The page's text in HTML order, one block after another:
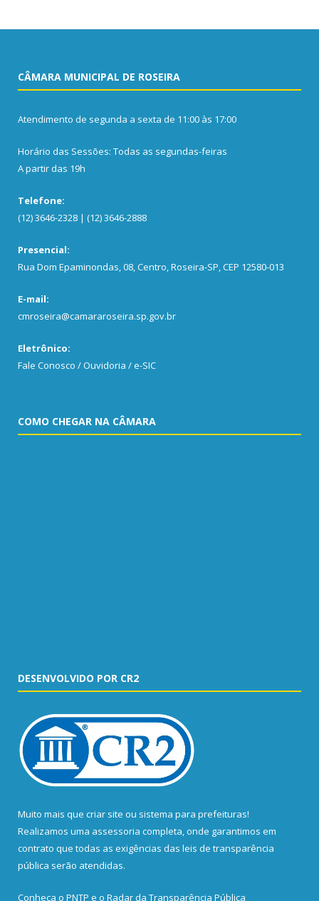
CÂMARA MUNICIPAL DE ROSEIRA
Atendimento de segunda a sexta de 11:00 às 17:00
Horário das Sessões: Todas as segundas-feiras
A partir das 19h
Telefone:
(12) 3646-2328 | (12) 3646-2888
Presencial:
Rua Dom Epaminondas, 08, Centro, Roseira-SP, CEP 12580-013
E-mail:
cmroseira@camararoseira.sp.gov.br
Eletrônico:
Fale Conosco / Ouvidoria / e-SIC
COMO CHEGAR NA CÂMARA
DESENVOLVIDO POR CR2
Muito mais que criar site ou sistema para prefeituras!
Realizamos uma assessoria completa, onde garantimos em
contrato que todas as exigências das leis de transparência
pública serão atendidas.
Conheça o PNTP e o Radar da Transparência Pública